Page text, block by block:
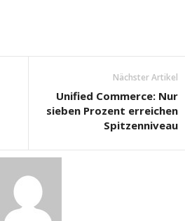
Nächster Artikel
Unified Commerce: Nur
sieben Prozent erreichen
Spitzenniveau